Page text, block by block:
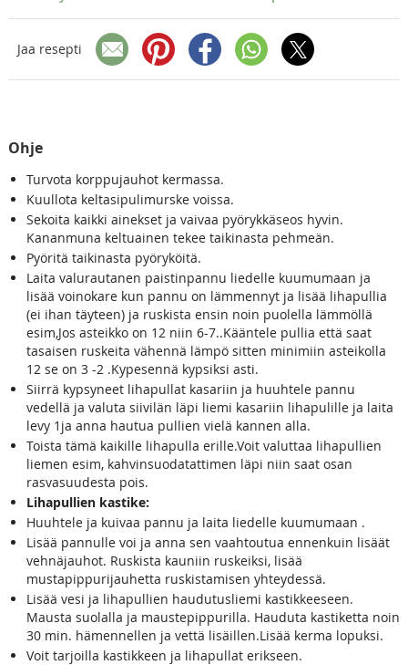
Jaa resepti
Ohje
Turvota korppujauhot kermassa.
Kuullota keltasipulimurske voissa.
Sekoita kaikki ainekset ja vaivaa pyörykkäseos hyvin.
Kananmuna keltuainen tekee taikinasta pehmeän.
Pyöritä taikinasta pyöryköitä.
Laita valurautanen paistinpannu liedelle kuumumaan ja
lisää voinokare kun pannu on lämmennyt ja lisää lihapullia
(ei ihan täyteen) ja ruskista ensin noin puolella lämmöllä
esim,Jos asteikko on 12 niin 6-7..Kääntele pullia että saat
tasaisen ruskeita vähennä lämpö sitten minimiin asteikolla
12 se on 3 -2 .Kypesennä kypsiksi asti.
Siirrä kypsyneet lihapullat kasariin ja huuhtele pannu
vedellä ja valuta siivilän läpi liemi kasariin lihapulille ja laita
levy 1ja anna hautua pullien vielä kannen alla.
Toista tämä kaikille lihapulla erille.Voit valuttaa lihapullien
liemen esim, kahvinsuodatattimen läpi niin saat osan
rasvasuudesta pois.
Lihapullien kastike:
Huuhtele ja kuivaa pannu ja laita liedelle kuumumaan .
Lisää pannulle voi ja anna sen vaahtoutua ennenkuin lisäät
vehnäjauhot. Ruskista kauniin ruskeiksi, lisää
mustapippurijauhetta ruskistamisen yhteydessä.
Lisää vesi ja lihapullien haudutusliemi kastikkeeseen.
Mausta suolalla ja maustepippurilla. Hauduta kastiketta noin
30 min. hämennellen ja vettä lisäillen.Lisää kerma lopuksi.
Voit tarjoilla kastikkeen ja lihapullat erikseen.